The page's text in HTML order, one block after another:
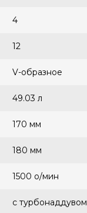
4
12
V-образное
49.03 л
170 мм
180 мм
1500 о/мин
с турбонаддувом